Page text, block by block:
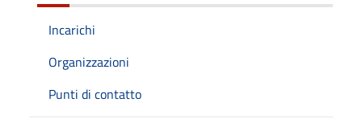
Incarichi
Organizzazioni
Punti di contatto